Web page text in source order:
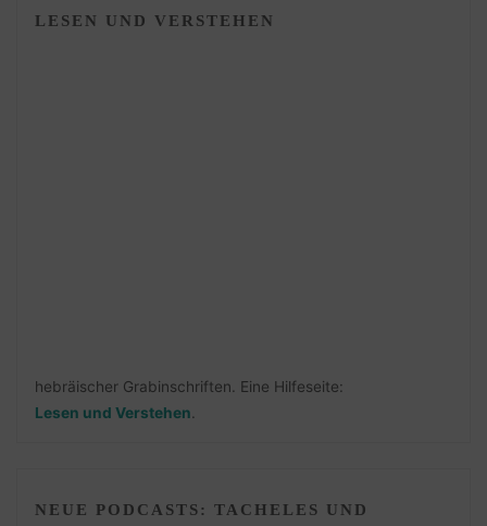
LESEN UND VERSTEHEN
hebräischer Grabinschriften. Eine Hilfeseite:
Lesen und Verstehen
NEUE PODCASTS: TACHELES UND